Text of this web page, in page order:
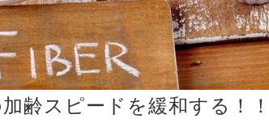
齢スピードを緩和する！！